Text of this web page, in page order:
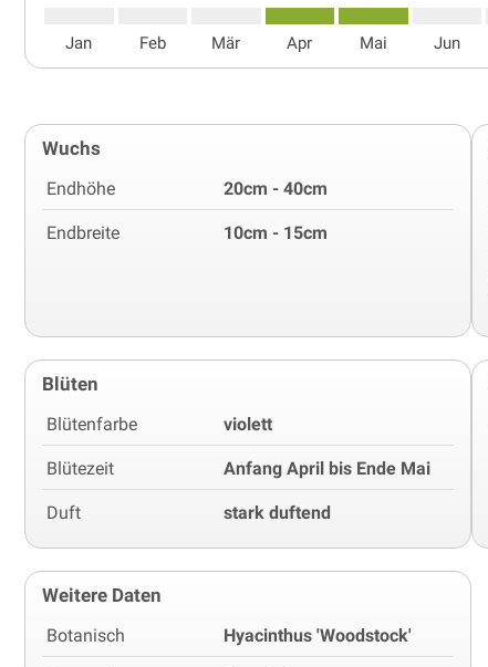
Jan Feb Mär Apr Mai Jun
Wuchs
Endhöhe 20cm - 40cm
Endbreite 10cm - 15cm
Blüten
Blütenfarbe violett
Blütezeit Anfang April bis Ende Mai
Duft stark duftend
Weitere Daten
Botanisch Hyacinthus 'Woodstock'